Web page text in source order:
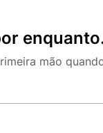
mão